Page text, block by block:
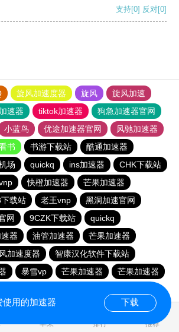
支持[0] 反对[0]
旋风加速度器 旋风
旋风加速
速器 tiktok加速器
狗急加速器官网
小蓝鸟 优途加速器官网
风驰加速器
书 书游下载站
酷通加速器
场 quickq ins加速器
CHK下载站
快橙加速器
芒果加速器
载站 老王vnp
黑洞加速官网
网 9CZK下载站
quickq
器 油管加速器
芒果加速器
加速度器
智康汉化软件下载站
暴雪vp 芒果加速器
芒果加速器
苹果 排行 推荐
使用的加速器 下载
0.095371s